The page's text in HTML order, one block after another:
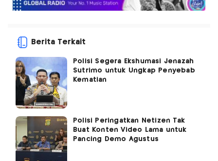
Berita Terkait
Polisi Segera Ekshumasi Jenazah
Sutrimo untuk Ungkap Penyebab
Kematian
Polisi Peringatkan Netizen Tak
Buat Konten Video Lama untuk
Pancing Demo Agustus